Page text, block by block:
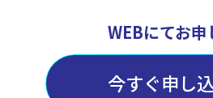
WEBにてお申
今すぐ申し